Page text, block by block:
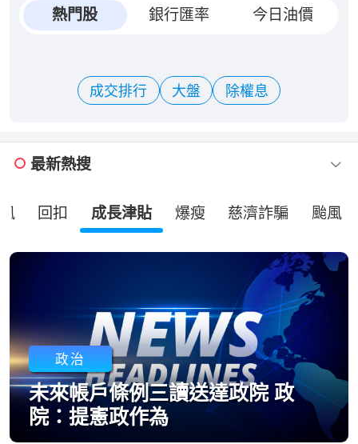
熱門股 銀行匯率 今日油價
成交排行 大盤 除權息
最新熱搜
回扣 成長津貼 爆瘦 慈濟詐騙 颱風
政治
未來帳戶條例三讀送達政院 政
院：提憲政作為